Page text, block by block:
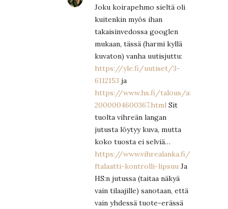
Joku koirapehmo sieltä oli
kuitenkin myös ihan
takaisinvedossa googlen
mukaan, tässä (harmi kyllä
kuvaton) vanha uutisjuttu:
https://yle.fi/uutiset/3-
6112153 ja
https://www.hs.fi/talous/art-
2000004600367.html Sit
tuolta vihreän langan
jutusta löytyy kuva, mutta
koko tuosta ei selviä…
https://www.vihrealanka.fi/kotimaa/
ftalaatti-kontrolli-lipsuu Ja
HS:n jutussa (taitaa näkyä
vain tilaajille) sanotaan, että
vain yhdessä tuote-erässä